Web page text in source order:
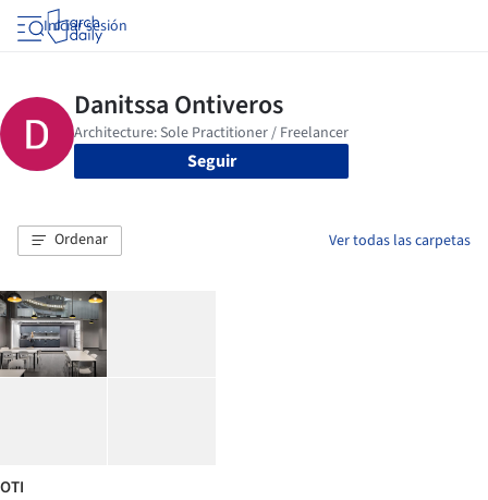
Iniciar sesión
Seguir
Ordenar Ver todas las carpetas
OTI